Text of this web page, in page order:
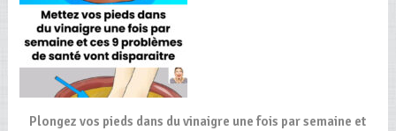
Plongez vos pieds dans du vinaigre une fois par semaine et